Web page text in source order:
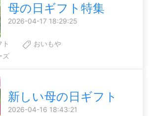
母の日ギフト特集
2026-04-17 18:29:25
おいもや
ズ
新しい母の日ギフト
2026-04-16 18:43:21